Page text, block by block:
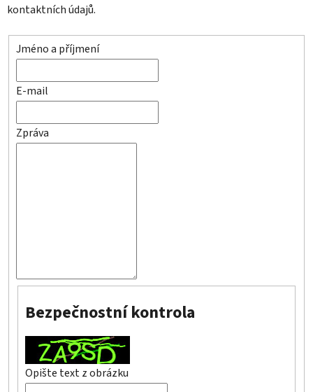
kontaktních údajů.
Jméno a příjmení
E-mail
Zpráva
Bezpečnostní kontrola
Opište text z obrázku